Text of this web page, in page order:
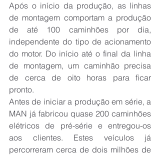
Após o início da produção, as linhas
de montagem comportam a produção
de até 100 caminhões por dia,
independente do tipo de acionamento
do motor. Do início até o final da linha
de montagem, um caminhão precisa
de cerca de oito horas para ficar
pronto.
Antes de iniciar a produção em série, a
MAN já fabricou quase 200 caminhões
elétricos de pré-série e entregou-os
aos clientes. Estes veículos já
percorreram cerca de dois milhões de